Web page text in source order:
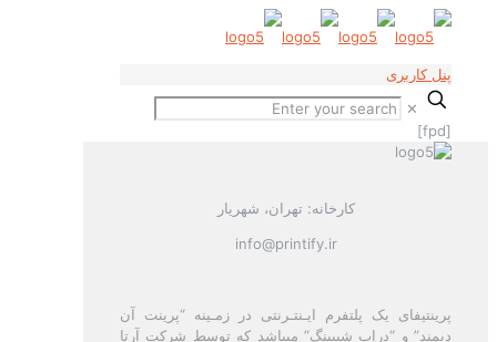
پنل کاربری
✕
[fpd]
کارخانه: تهران، شهریار
info@printify.ir
پرینتیفای یک پلتفرم ایـنتـرنتی در زمـینه “پرینت آن
دیمند” و “دراپ شیپینگ” میباشد که توسط شرکت آرتا